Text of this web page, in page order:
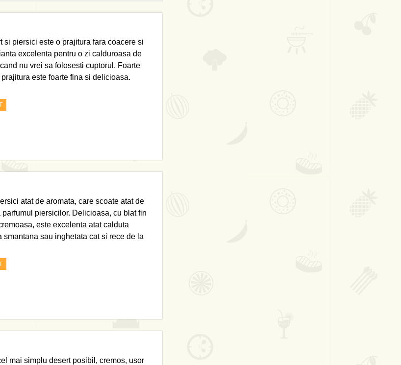
si piersici este o prajitura fara coacere si
excelenta pentru o zi calduroasa de
nu vrei sa folosesti cuptorul. Foarte
este foarte fina si delicioasa.
atat de aromata, care scoate atat de
parfumul piersicilor. Delicioasa, cu blat fin
este excelenta atat calduta
smantana sau inghetata cat si rece de la
mai simplu desert posibil, cremos, usor